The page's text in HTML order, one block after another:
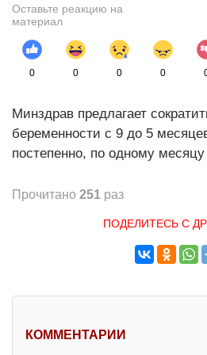
Оставьте реакцию на
материал
0 0 0 0
Минздрав предлагает
беременности с 9 до 5
постепенно, по одному месяцу
Прочитано 251 раз
ПОДЕЛИТЕСЬ С
КОММЕНТАРИИ